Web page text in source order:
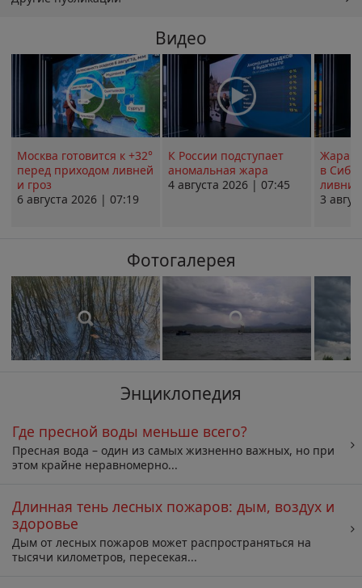
Видео
Москва готовится к +32°
перед приходом ливней
и гроз
6 августа 2026 | 07:19
К России подступает
аномальная жара
4 августа 2026 | 07:45
Жара в
в
ливни
3
Фотогалерея
Энциклопедия
Где пресной воды меньше всего?
Пресная вода – один из самых жизненно важных, но при
этом крайне неравномерно...
Длинная тень лесных пожаров: дым, воздух и
здоровье
Дым от лесных пожаров может распространяться на
тысячи километров, пересекая...